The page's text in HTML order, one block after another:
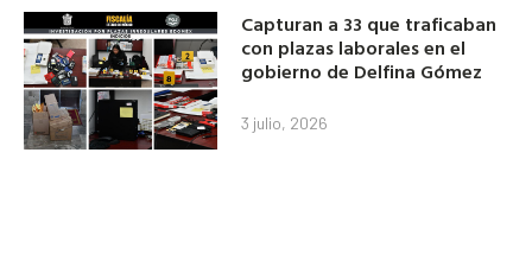
Capturan a 33 que traficaban
con plazas laborales en el
gobierno de Delfina Gómez
3 julio, 2026